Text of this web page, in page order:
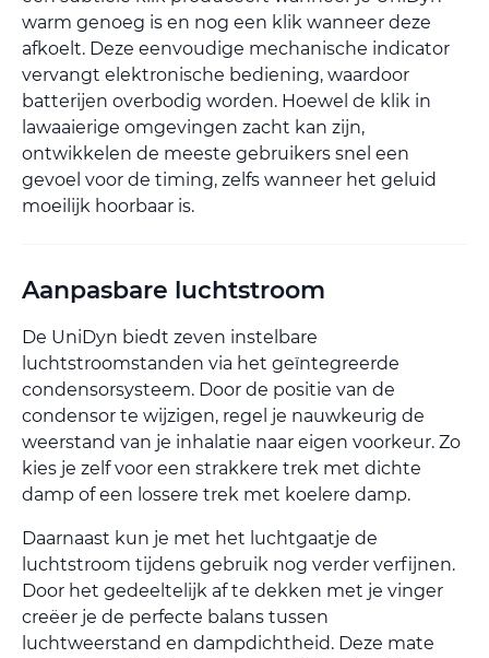
warm genoeg is en nog een klik wanneer deze
afkoelt. Deze eenvoudige mechanische indicator
vervangt elektronische bediening, waardoor
batterijen overbodig worden. Hoewel de klik in
lawaaierige omgevingen zacht kan zijn,
ontwikkelen de meeste gebruikers snel een
gevoel voor de timing, zelfs wanneer het geluid
moeilijk hoorbaar is.
Aanpasbare luchtstroom
De UniDyn biedt zeven instelbare
luchtstroomstanden via het geïntegreerde
condensorsysteem. Door de positie van de
condensor te wijzigen, regel je nauwkeurig de
weerstand van je inhalatie naar eigen voorkeur. Zo
kies je zelf voor een strakkere trek met dichte
damp of een lossere trek met koelere damp.
Daarnaast kun je met het luchtgaatje de
luchtstroom tijdens gebruik nog verder verfijnen.
Door het gedeeltelijk af te dekken met je vinger
creëer je de perfecte balans tussen
luchtweerstand en dampdichtheid. Deze mate